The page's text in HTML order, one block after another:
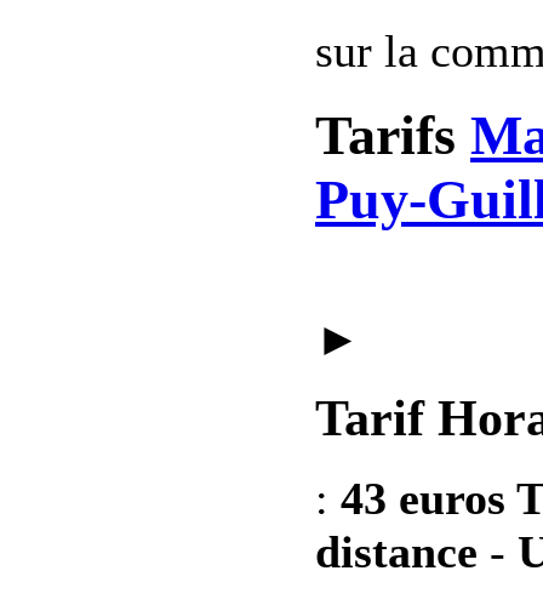
sur la
Tarifs
Puy-
►
Tarif
: 43 euros
distance -